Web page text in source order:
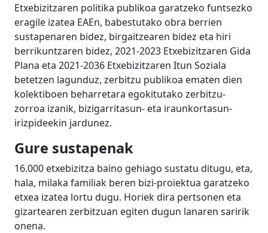
Etxebizitzaren politika publikoa garatzeko funtsezko
eragile izatea EAEn, babestutako obra berrien
sustapenaren bidez, birgaitzearen bidez eta hiri
berrikuntzaren bidez, 2021-2023 Etxebizitzaren Gida
Plana eta 2021-2036 Etxebizitzaren Itun Soziala
betetzen lagunduz, zerbitzu publikoa ematen dien
kolektiboen beharretara egokitutako zerbitzu-
zorroa izanik, bizigarritasun- eta iraunkortasun-
irizpideekin jardunez.
Gure sustapenak
16.000 etxebizitza baino gehiago sustatu ditugu, eta,
hala, milaka familiak beren bizi-proiektua garatzeko
etxea izatea lortu dugu. Horiek dira pertsonen eta
gizartearen zerbitzuan egiten dugun lanaren saririk
onena.